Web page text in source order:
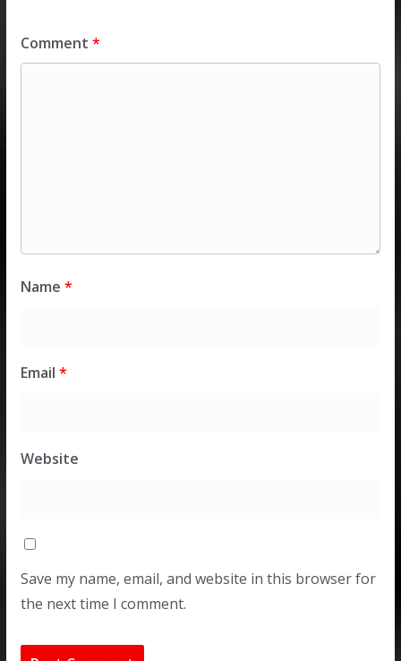
Comment *
Name *
Email *
Website
Save my name, email, and website in this browser for
the next time I comment.